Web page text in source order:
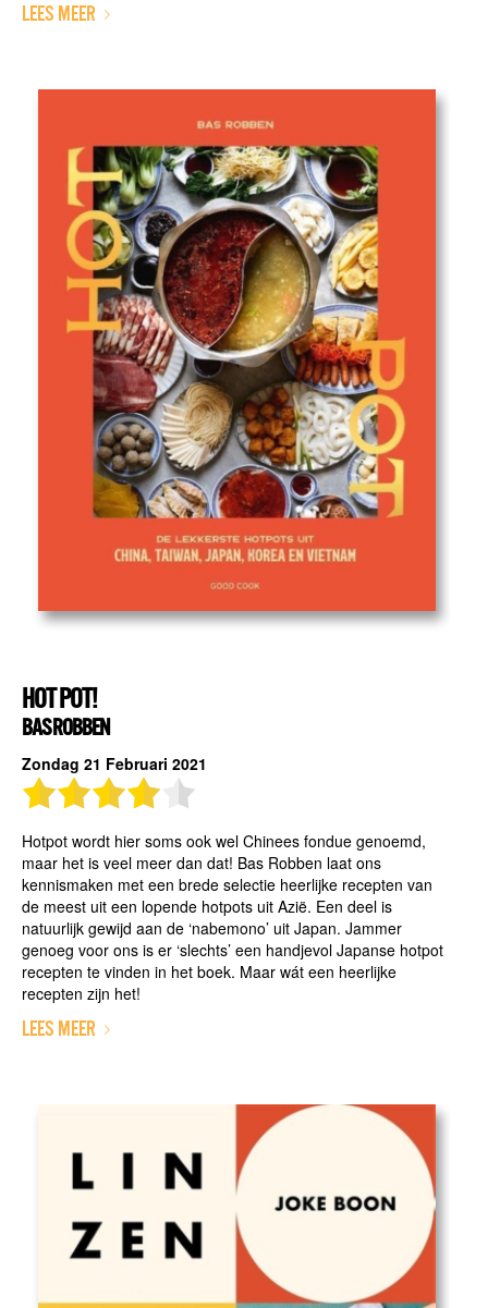
LEES MEER
HOT POT!
BAS ROBBEN
Zondag 21 Februari 2021
Hotpot wordt hier soms ook wel Chinees fondue genoemd,
maar het is veel meer dan dat! Bas Robben laat ons
kennismaken met een brede selectie heerlijke recepten van
de meest uit een lopende hotpots uit Azië. Een deel is
natuurlijk gewijd aan de ‘nabemono’ uit Japan. Jammer
genoeg voor ons is er ‘slechts’ een handjevol Japanse hotpot
recepten te vinden in het boek. Maar wát een heerlijke
recepten zijn het!
LEES MEER